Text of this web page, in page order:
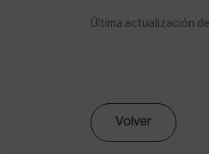
Última actualización
Volver